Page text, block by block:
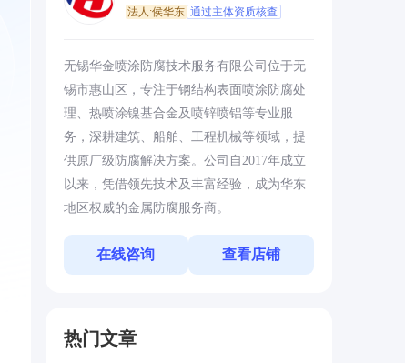
法人:侯华东 通过主体资质核查
无锡华金喷涂防腐技术服务有限公司位于无
锡市惠山区，专注于钢结构表面喷涂防腐处
理、热喷涂镍基合金及喷锌喷铝等专业服
务，深耕建筑、船舶、工程机械等领域，提
供原厂级防腐解决方案。公司自2017年成立
以来，凭借领先技术及丰富经验，成为华东
地区权威的金属防腐服务商。
在线咨询 查看店铺
热门文章